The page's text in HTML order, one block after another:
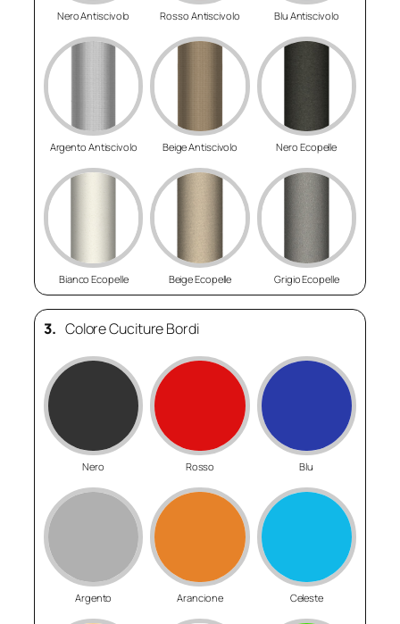
Nero Antiscivolo Rosso Antiscivolo Blu Antiscivolo
Argento Antiscivolo Beige Antiscivolo Nero Ecopelle
Bianco Ecopelle Beige Ecopelle Grigio Ecopelle
3. Colore Cuciture Bordi
Nero Rosso Blu
Argento Arancione Celeste